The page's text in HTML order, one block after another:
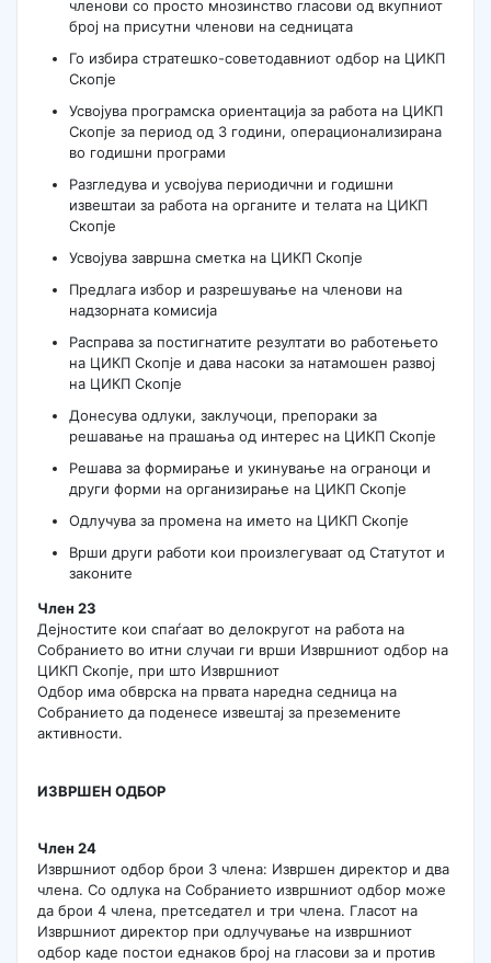
членови со просто мнозинство гласови од вкупниот
број на присутни членови на седницата
Го избира стратешко-советодавниот одбор на ЦИКП
Скопје
Усвојува програмска ориентација за работа на ЦИКП
Скопје за период од 3 години, операционализирана
во годишни програми
Разгледува и усвојува периодични и годишни
извештаи за работа на органите и телата на ЦИКП
Скопје
Усвојува завршна сметка на ЦИКП Скопје
Предлага избор и разрешување на членови на
надзорната комисија
Расправа за постигнатите резултати во работењето
на ЦИКП Скопје и дава насоки за натамошен развој
на ЦИКП Скопје
Донесува одлуки, заклучоци, препораки за
решавање на прашања од интерес на ЦИКП Скопје
Решава за формирање и укинување на ограноци и
други форми на организирање на ЦИКП Скопје
Одлучува за промена на името на ЦИКП Скопје
Врши други работи кои произлегуваат од Статутот и
законите
Член 23
Дејностите кои спаѓаат во делокругот на работа на
Собранието во итни случаи ги врши Извршниот одбор на
ЦИКП Скопје, при што Извршниот
Одбор има обврска на првата наредна седница на
Собранието да поденесе извештај за преземените
активности.
ИЗВРШЕН ОДБОР
Член 24
Извршниот одбор брои 3 члена: Извршен директор и два
члена. Со одлука на Собранието извршниот одбор може
да брои 4 члена, претседател и три члена. Гласот на
Извршниот директор при одлучување на извршниот
одбор каде постои еднаков број на гласови за и против